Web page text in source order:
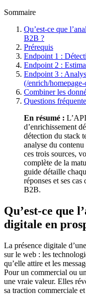
Sommaire
Qu’est-ce que
B2B ?
Prérequis
Endpoint 1 :
Endpoint 2 :
Endpoint 3 :
(/enrich/
Combiner les
Questions
En résumé :
d’enrichissement
détection du stack
analyse du
ces trois sources,
complète de la
guide détaille
réponses et ses
B2B.
Qu’est-ce que
digitale en
La présence digitale
sur le web : les
qu’elle attire et les
Pour un commercial ou
une vraie valeur. Elles
sa traction commerciale